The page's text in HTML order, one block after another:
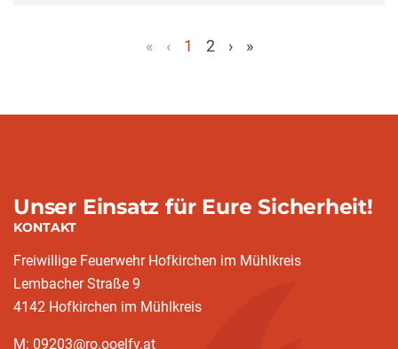
« ‹
1
2 › »
Unser Einsatz für Eure Sicherheit!
KONTAKT
Freiwillige Feuerwehr Hofkirchen im Mühlkreis
Lembacher Straße 9
4142 Hofkirchen im Mühlkreis
M: 09203@ro.ooelfv.at